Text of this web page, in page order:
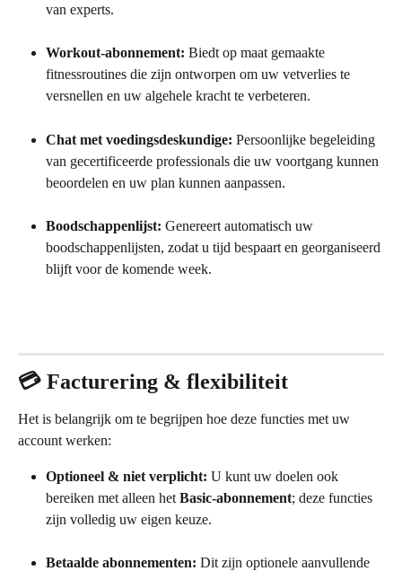
van experts.
Workout-abonnement: Biedt op maat gemaakte
fitnessroutines die zijn ontworpen om uw vetverlies te
versnellen en uw algehele kracht te verbeteren.
Chat met voedingsdeskundige: Persoonlijke begeleiding
van gecertificeerde professionals die uw voortgang kunnen
beoordelen en uw plan kunnen aanpassen.
Boodschappenlijst: Genereert automatisch uw
boodschappenlijsten, zodat u tijd bespaart en georganiseerd
blijft voor de komende week.
💳 Facturering & flexibiliteit
Het is belangrijk om te begrijpen hoe deze functies met uw
account werken:
Optioneel & niet verplicht: U kunt uw doelen ook
bereiken met alleen het Basic-abonnement; deze functies
zijn volledig uw eigen keuze.
Betaalde abonnementen: Dit zijn optionele aanvullende